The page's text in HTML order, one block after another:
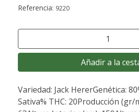
Referencia: 9220
Añadir a la
Variedad: Jack HererGenética:
Sativa% THC: 20Producción (gr/